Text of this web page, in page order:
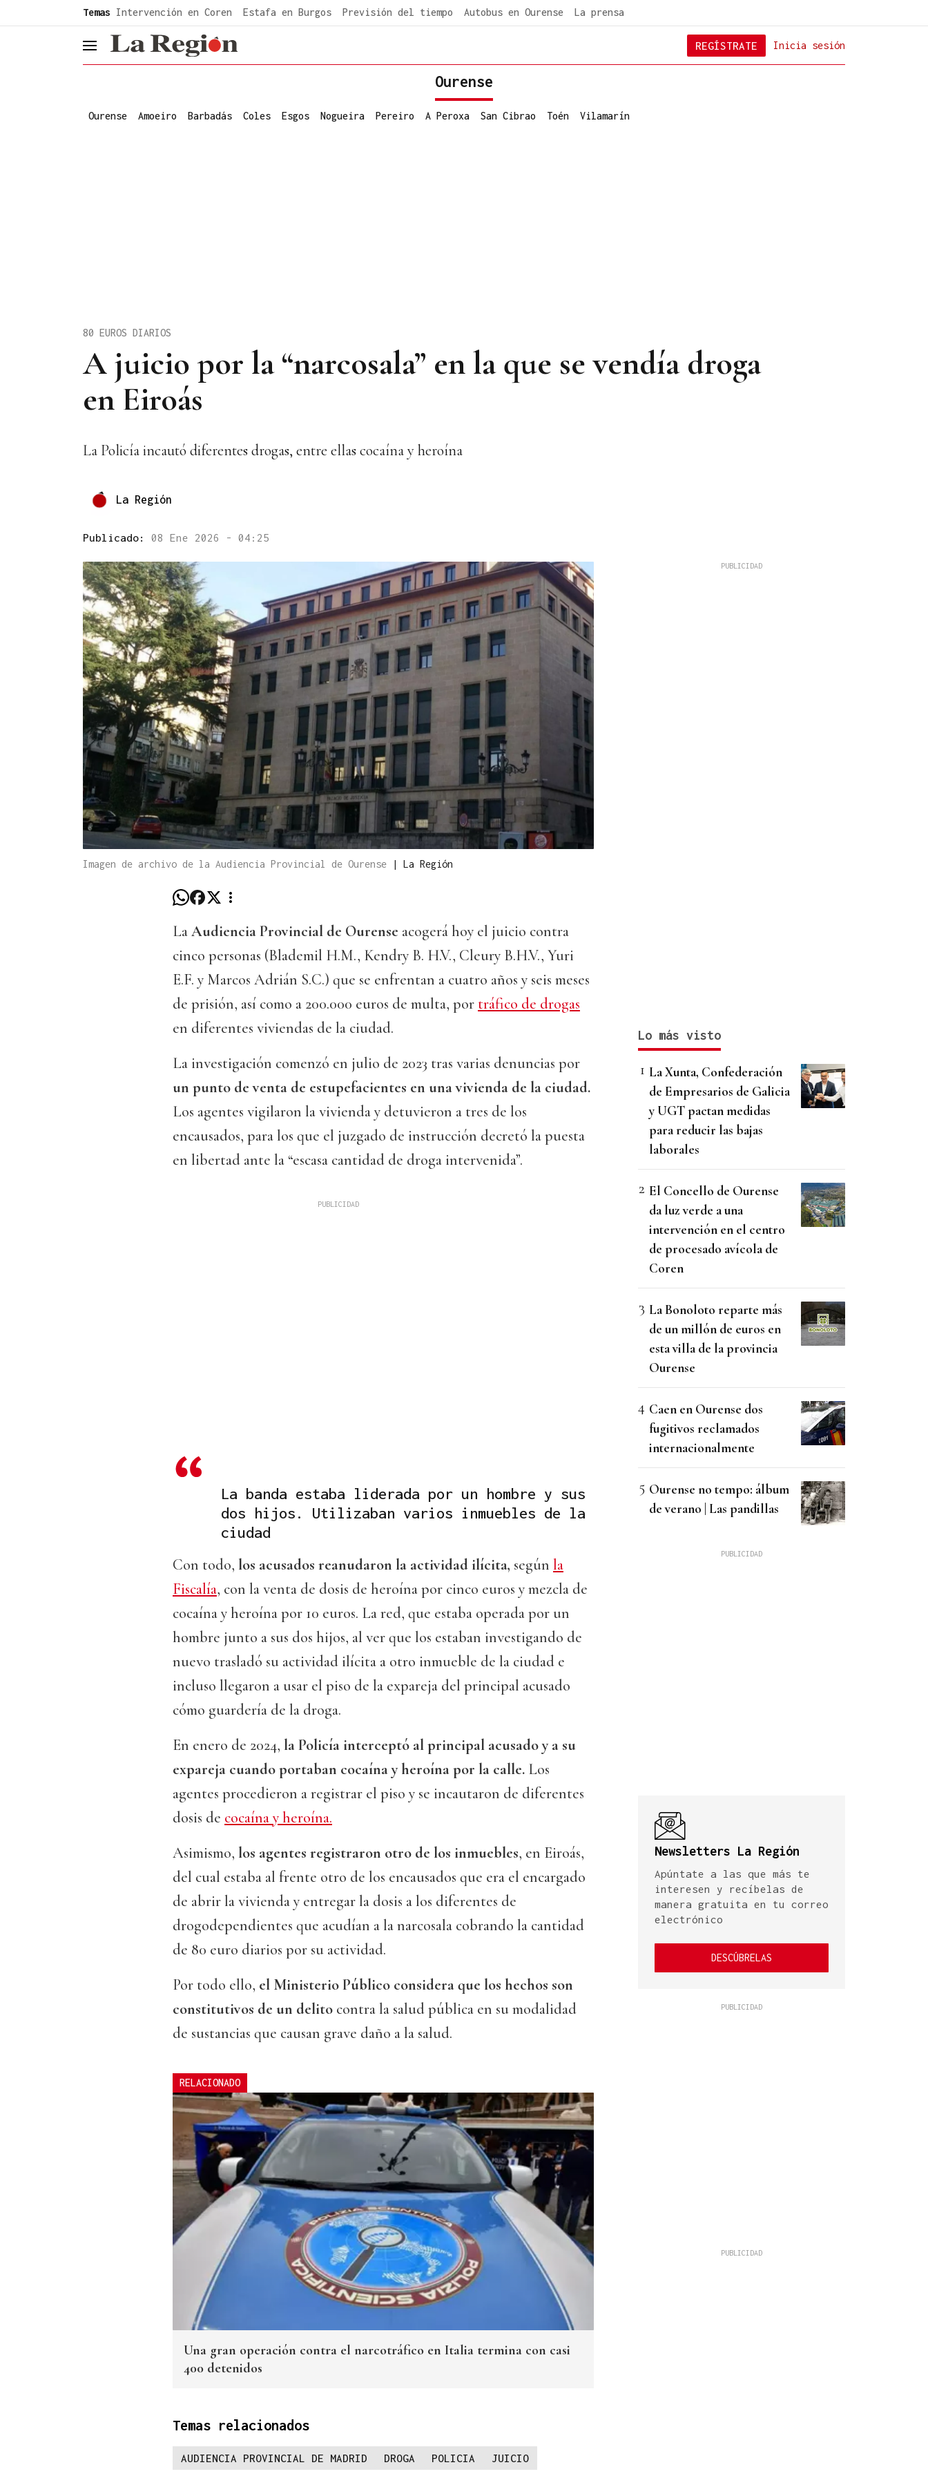
Temas Intervención en Coren Estafa en Burgos Previsión del tiempo Autobus en Ourense La prensa
header.menu.open Inicia sesión
REGÍSTRATE
Ourense
Ourense Amoeiro Barbadás Coles Esgos Nogueira Pereiro A Peroxa San Cibrao Toén Vilamarín
A juicio por la “narcosala” en la que se vendía droga
en Eiroás
80 EUROS DIARIOS
La Policía incautó diferentes drogas, entre ellas cocaína y heroína
La Región
Publicado: 08 Ene 2026 - 04:25
Imagen de archivo de la Audiencia Provincial de Ourense | La Región
LaAudiencia Provincial de Ourense acogerá hoy el juicio contra
cinco personas (Blademil H.M., Kendry B. H.V., Cleury B.H.V., Yuri
E.F. y Marcos Adrián S.C.) que se enfrentan a cuatro años y seis meses
de prisión, así como a 200.000 euros de multa, por tráfico de drogas
en diferentes viviendas de la ciudad.
La investigación comenzó en julio de 2023 tras varias denuncias por
un punto de venta de estupefacientes en una vivienda de la ciudad.
Los agentes vigilaron la vivienda y detuvieron a tres de los
encausados, para los que el juzgado de instrucción decretó la puesta
en libertad ante la “escasa cantidad de droga intervenida”.
La banda estaba liderada por un hombre y sus
dos hijos. Utilizaban varios inmuebles de la
ciudad
Con todo, los acusados reanudaron la actividad ilícita, según la
Fiscalía, con la venta de dosis de heroína por cinco euros y mezcla de
cocaína y heroína por 10 euros. La red, que estaba operada por un
hombre junto a sus dos hijos, al ver que los estaban investigando de
nuevo trasladó su actividad ilícita a otro inmueble de la ciudad e
incluso llegaron a usar el piso de la expareja del principal acusado
cómo guardería de la droga.
En enero de 2024, la Policía interceptó al principal acusado y a su
expareja cuando portaban cocaína y heroína por la calle. Los
agentes procedieron a registrar el piso y se incautaron de diferentes
dosis de cocaína y heroína.
Asimismo, los agentes registraron otro de los inmuebles, en Eiroás,
del cual estaba al frente otro de los encausados que era el encargado
de abrir la vivienda y entregar la dosis a los diferentes de
drogodependientes que acudían a la narcosala cobrando la cantidad
de 80 euro diarios por su actividad.
Por todo ello, el Ministerio Público considera que los hechos son
constitutivos de un delito contra la salud pública en su modalidad
de sustancias que causan grave daño a la salud.
RELACIONADO
Una gran operación contra el narcotráfico en Italia termina con casi
400 detenidos
Temas relacionados
AUDIENCIA PROVINCIAL DE MADRID DROGA POLICIA JUICIO
Lo más visto
La Xunta, Confederación
de Empresarios de Galicia
y UGT pactan medidas
para reducir las bajas
laborales
El Concello de Ourense
da luz verde a una
intervención en el centro
de procesado avícola de
Coren
La Bonoloto reparte más
de un millón de euros en
esta villa de la provincia
Ourense
Caen en Ourense dos
fugitivos reclamados
internacionalmente
Ourense no tempo: álbum
de verano | Las pandillas
Newsletters La Región
Apúntate a las que más te
interesen y recíbelas de
manera gratuita en tu correo
electrónico
DESCÚBRELAS